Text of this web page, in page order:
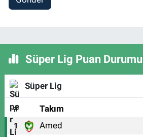
Süper Lig Puan Durumu
Süper Lig
# Takım
1 Amed